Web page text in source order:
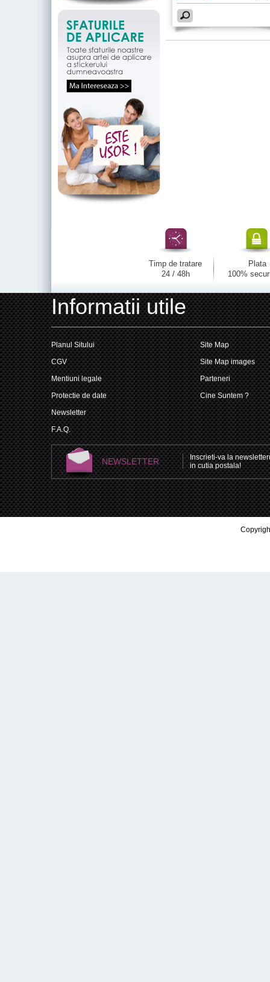
Timp de tratare
24 / 48h
Plata
100%
Informatii utile
Planul Sitului
CGV
Mentiuni legale
Protectie de date
Newsletter
F.A.Q.
Site Map
Site Map images
Parteneri
Cine Suntem ?
NEWSLETTER
Inscrieti-va la
in cutia postala!